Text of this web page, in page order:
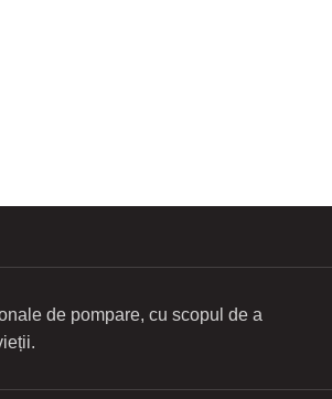
de pompare, cu scopul de a